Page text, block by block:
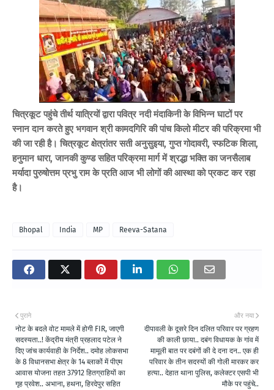
चित्रकूट पहुंचे तीर्थ यात्रियों द्वारा पवित्र नदी मंदाकिनी के विभिन्न घाटों पर
स्नान दान करते हुए भगवान श्री कामदगिरि की पांच किलो मीटर की परिक्रमा भी
की जा रही है। चित्रकूट क्षेत्रांतर सती अनुसुइया, गुप्त गोदावरी, स्फटिक शिला,
हनुमान धारा, जानकी कुण्ड सहित परिक्रमा मार्ग में श्रद्धा भक्ति का जनसैलाब
मर्यादा पुरुषोत्तम प्रभु राम के प्रति आज भी लोगों की आस्था को प्रकट कर रहा
है।
Bhopal India MP Reeva-Satana
और नया
दीपावली के दूसरे दिन दलित परिवार पर ग्रहण
की काली छाया.. दबंग विधायक के गांव में
मामूली बात पर दबंगों की दे दना दन.. एक ही
परिवार के तीन सदस्यों की गोली मारकर कर
हत्या.. देहात थाना पुलिस, कलेक्टर एसपी भी
मौके पर पहुंचे..
पुराने
नोट के बदले वोट मामले में होगी FIR, जाएगी
सदस्यता..! केंद्रीय मंत्री प्रहलाद पटेल ने
दिए जांच कार्यवाही के निर्देश.. दमोह लोकसभा
के 8 विधानसभा क्षेत्र के 14 ब्लाकों में पीएम
आवास योजना तहत 37912 हितग्राहियों का
गृह प्रवेश.. अभाना, हथना, हिरदेपुर सहित